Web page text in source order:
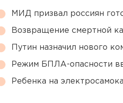
МИД призвал россиян
Возвращение смертной
Путин назначил нового
Режим БПЛА-опасности
Ребенка на